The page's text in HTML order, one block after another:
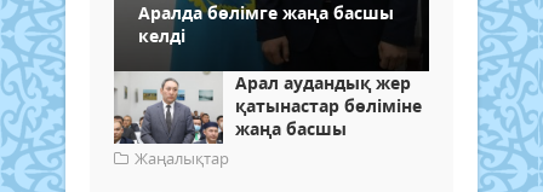
Аралда бөлімге жаңа басшы
келді
Арал аудандық жер
қатынастар бөліміне
жаңа басшы
Жаңалықтар